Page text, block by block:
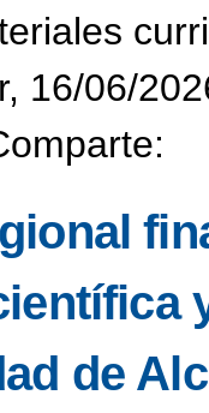
16/06/
de